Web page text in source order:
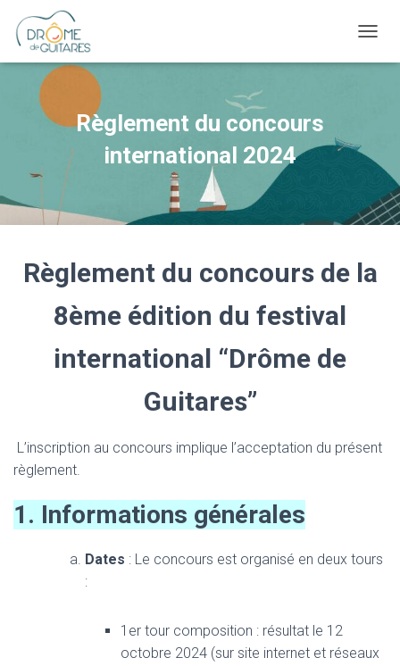
Règlement du concours
international 2024
Règlement du concours de la
8ème édition du festival
international “Drôme de
Guitares”
L’inscription au concours implique l’acceptation du présent
règlement.
1. Informations générales
Dates : Le concours est organisé en deux tours
:
1er tour composition : résultat le 12
octobre 2024 (sur site internet et réseaux